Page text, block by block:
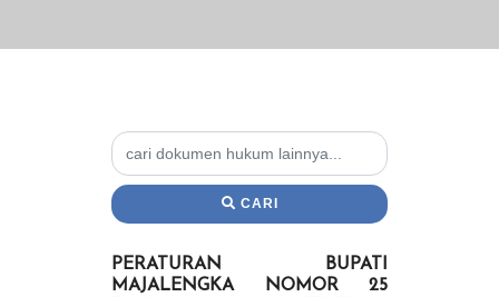
CARI
PERATURAN BUPATI
MAJALENGKA NOMOR 25